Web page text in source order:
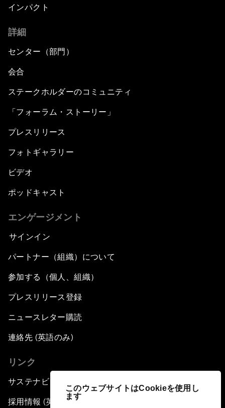
このウェブサイトはCookieを使用し
ます
インパクト
詳細
センター（部門）
会合
ステークホルダーのコミュニティ
「フォーラム・ストーリー」
プレスリリース
フォトギャラリー
ビデオ
ポッドキャスト
エンゲージメント
サインイン
パートナー（組織）について
参加する（個人、組織）
プレスリリース登録
ニュースレター購読
連絡先 (英語のみ)
リンク
サステナビリティへの取り組み
採用情報 (英語のみ)